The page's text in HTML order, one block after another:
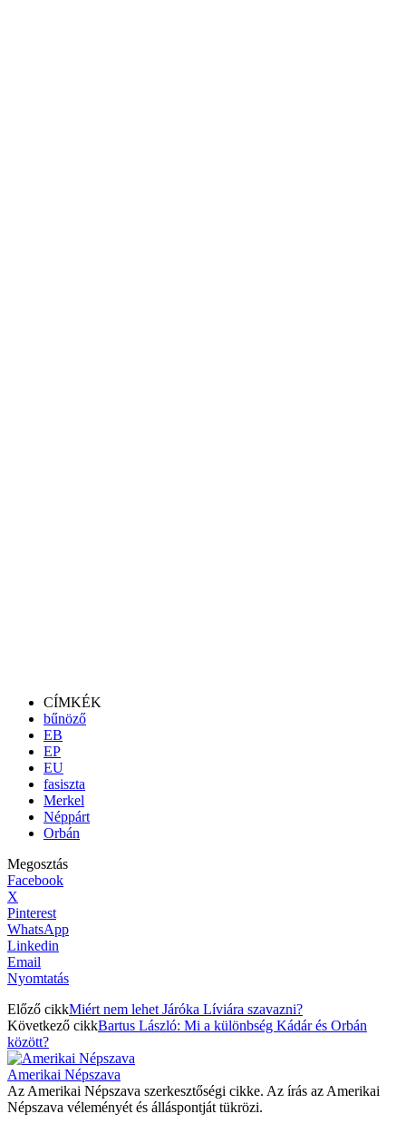
CÍMKÉK
bűnöző
EB
EP
EU
fasiszta
Merkel
Néppárt
Orbán
Megosztás
Facebook
X
Pinterest
WhatsApp
Linkedin
Email
Nyomtatás
Előző cikkMiért nem lehet Járóka Líviára szavazni?
Következő cikkBartus László: Mi a különbség Kádár és Orbán
között?
Amerikai Népszava
Az Amerikai Népszava szerkesztőségi cikke. Az írás az Amerikai
Népszava véleményét és álláspontját tükrözi.